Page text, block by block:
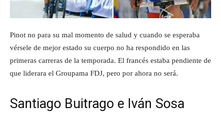
Pinot no para su mal momento de salud y cuando se esperaba
vérsele de mejor estado su cuerpo no ha respondido en las
primeras carreras de la temporada. El francés estaba pendiente de
que liderara el Groupama FDJ, pero por ahora no será.
Santiago Buitrago e Iván Sosa